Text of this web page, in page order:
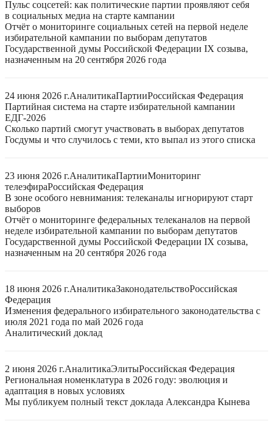
Пульс соцсетей: как политические партии проявляют себя
в социальных медиа на старте кампании
Отчёт о мониторинге социальных сетей на первой неделе
избирательной кампании по выборам депутатов
Государственной думы Российской Федерации IX созыва,
назначенным на 20 сентября 2026 года
24 июня 2026 г.АналитикаПартииРоссийская Федерация
Партийная система на старте избирательной кампании
ЕДГ-2026
Сколько партий смогут участвовать в выборах депутатов
Госдумы и что случилось с теми, кто выпал из этого списка
23 июня 2026 г.АналитикаПартииМониторинг
телеэфираРоссийская Федерация
В зоне особого невнимания: телеканалы игнорируют старт
выборов
Отчёт о мониторинге федеральных телеканалов на первой
неделе избирательной кампании по выборам депутатов
Государственной думы Российской Федерации IX созыва,
назначенным на 20 сентября 2026 года
18 июня 2026 г.АналитикаЗаконодательствоРоссийская
Федерация
Изменения федерального избирательного законодательства с
июля 2021 года по май 2026 года
Аналитический доклад
2 июня 2026 г.АналитикаЭлитыРоссийская Федерация
Региональная номенклатура в 2026 году: эволюция и
адаптация в новых условиях
Мы публикуем полный текст доклада Александра Кынева